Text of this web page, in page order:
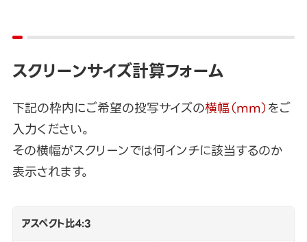
スクリーンサイズ計算フォーム
下記の枠内にご希望の投写サイズの横幅（mm）をご
入力ください。
その横幅がスクリーンでは何インチに該当するのか
表示されます。
アスペクト比4:3